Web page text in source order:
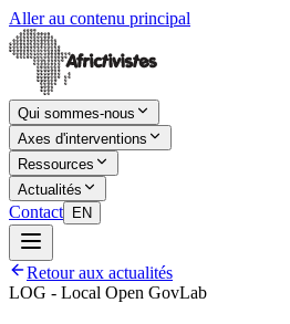
Aller au contenu principal
Qui sommes-nous
Axes d'interventions
Ressources
Actualités
Contact EN
Retour aux actualités
LOG - Local Open GovLab